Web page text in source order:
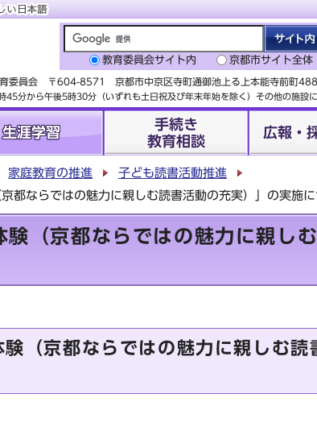
教育委員会サイト内 京都市サイト全体
育委員会 〒604-8571 京都市中京区寺町通御池上る上本能寺前町
45分から午後5時30分（いずれも土日祝及び年末年始を除く）その他の施設
生涯学習
手続き
教育相談
広報・
家庭教育の推進
子ども読書活動推進
都ならではの魅力に親しむ読書活動の充実）」の実施
（京都ならではの魅力に親し
（京都ならではの魅力に親しむ読